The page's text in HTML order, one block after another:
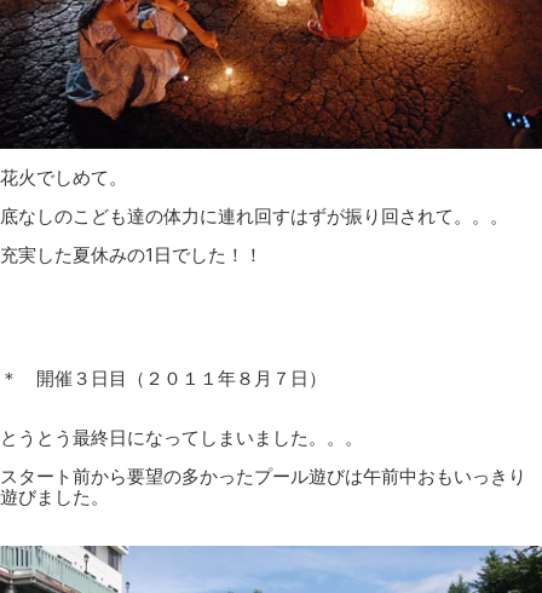
花火でしめて。
底なしのこども達の体力に連れ回すはずが振り回されて。。。
充実した夏休みの1日でした！！
＊ 開催３日目（２０１１年８月７日）
とうとう最終日になってしまいました。。。
スタート前から要望の多かったプール遊びは午前中おもいっきり
遊びました。